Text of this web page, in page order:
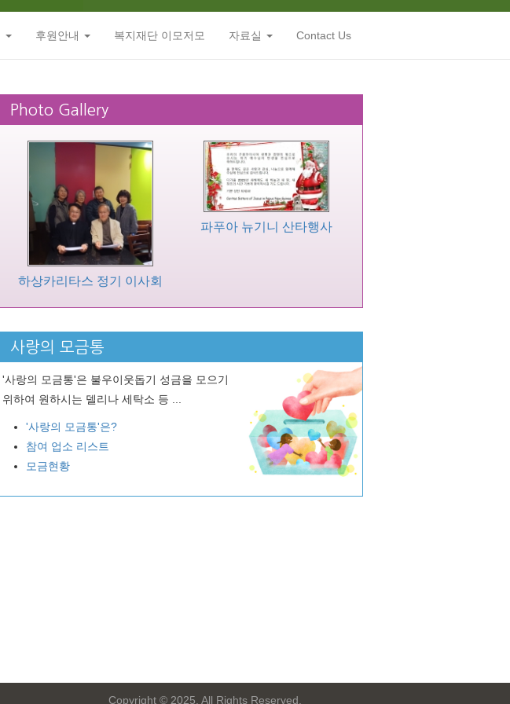
후원안내 복지재단 이모저모 자료실 Contact Us
Photo Gallery
하상카리타스 정기 이사회
파푸아 뉴기니 산타행사
사랑의 모금통
'사랑의 모금통'은 불우이웃돕기 성금을 모으기
위하여 원하시는 델리나 세탁소 등 ...
'사랑의 모금통'은?
참여 업소 리스트
모금현황
Copyright © 2025. All Rights Reserved.